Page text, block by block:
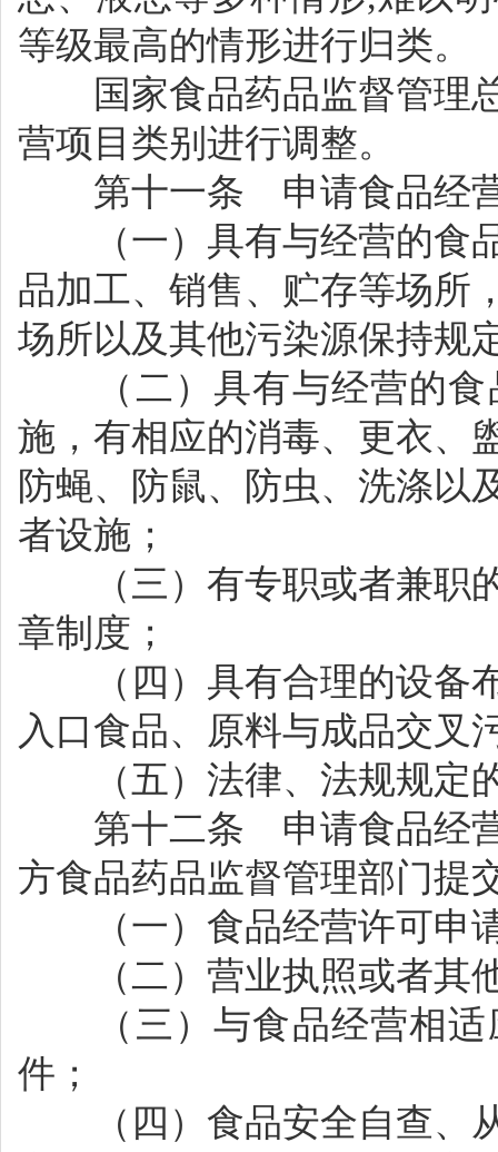
等级最高的情形进行归类。
国家食品药品监督管理总
营项目类别进行调整。
第十一条 申请食品经营
（一）具有与经营的食品
品加工、销售、贮存等场所
场所以及其他污染源保持规
（二）具有与经营的食
施，有相应的消毒、更衣、
防蝇、防鼠、防虫、洗涤以
者设施；
（三）有专职或者兼职的
章制度；
（四）具有合理的设备布
入口食品、原料与成品交叉
（五）法律、法规规定
第十二条 申请食品经营
方食品药品监督管理部门提
（一）食品经营许可申
（二）营业执照或者其
（三）与食品经营相适
件；
（四）食品安全自查、从